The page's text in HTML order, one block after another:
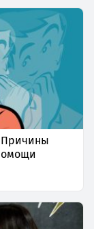
Причины